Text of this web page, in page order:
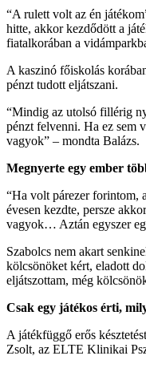
“A rulett volt az én
hitte, akkor kezdődött a
fiatalkorában a
A kaszinó főiskolás
pénzt tudott eljátszani.
“Mindig az utolsó fillérig
pénzt felvenni. Ha ez sem
vagyok” – mondta Balázs.
Megnyerte egy ember
“Ha volt párezer forintom,
évesen kezdte, persze
vagyok… Aztán egyszer
Szabolcs nem akart
kölcsönöket kért, eladott
eljátszottam, még
Csak egy játékos érti,
A játékfüggő erős
Zsolt, az ELTE Klinikai